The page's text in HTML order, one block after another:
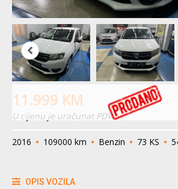
11.999 KM
U cijenu je uračunat PDV
2016 109000 km Benzin 73 KS
OPIS VOZILA